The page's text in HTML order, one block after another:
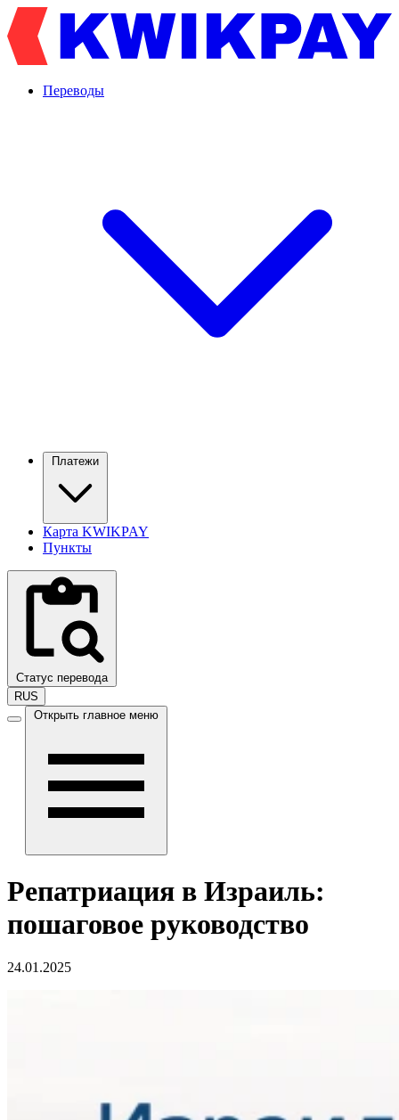
Переводы
Платежи
Карта KWIKPAY
Пункты
Статус перевода
RUS
Открыть главное меню
Репатриация в Израиль:
пошаговое руководство
24.01.2025